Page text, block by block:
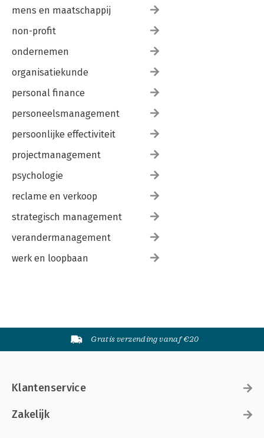
mens en maatschappij
non-profit
ondernemen
organisatiekunde
personal finance
personeelsmanagement
persoonlijke effectiviteit
projectmanagement
psychologie
reclame en verkoop
strategisch management
verandermanagement
werk en loopbaan
Gratis verzending vanaf €20
Klantenservice
Zakelijk